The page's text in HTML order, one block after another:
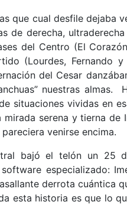
que cual desfile dejaba
de derecha,
del Centro (El
(Lourdes, Fernando y
del Cesar
nuestras almas.
situaciones vividas en
serena y tierna de
venirse encima.
bajó el telón un 25
especializado:
derrota cuántica
esta historia es que lo